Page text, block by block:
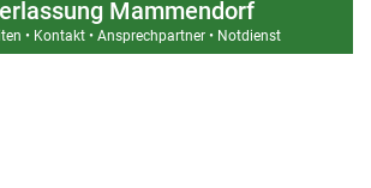
Mammendorf
• Kontakt • Ansprechpartner • Notdienst